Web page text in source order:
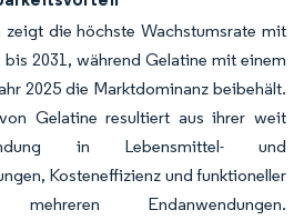
zeigt die höchste Wachstumsrate mit
2031, während Gelatine mit einem
2025 die Marktdominanz beibehält.
Gelatine resultiert aus ihrer weit
in Lebensmittel- und
Kosteneffizienz und funktioneller
Endanwendungen.